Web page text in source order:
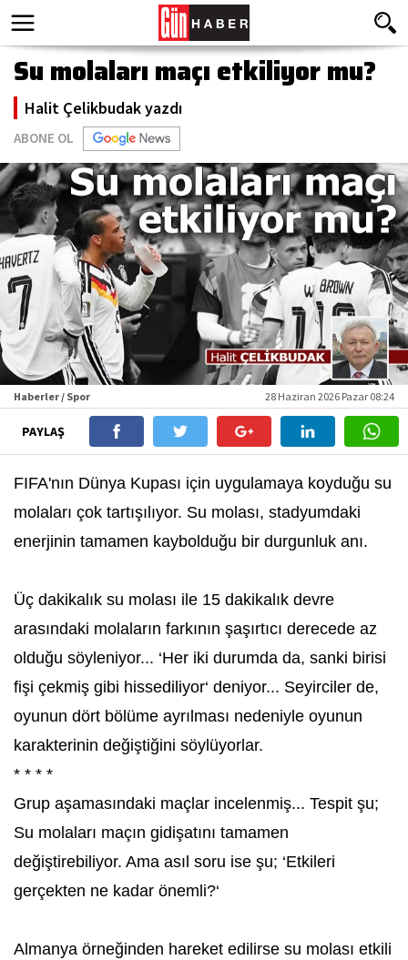
Su molaları maçı etkiliyor mu?
Halit Çelikbudak yazdı
ABONE OL
Haberler / Spor 28 Haziran 2026 Pazar 08:24
PAYLAŞ
FIFA'nın Dünya Kupası için uygulamaya koyduğu su
molaları çok tartışılıyor. Su molası, stadyumdaki
enerjinin tamamen kaybolduğu bir durgunluk anı.
Üç dakikalık su molası ile 15 dakikalık devre
arasındaki molaların farkının şaşırtıcı derecede az
olduğu söyleniyor... ‘Her iki durumda da, sanki birisi
fişi çekmiş gibi hissediliyor‘ deniyor... Seyirciler de,
oyunun dört bölüme ayrılması nedeniyle oyunun
karakterinin değiştiğini söylüyorlar.
* * * *
Grup aşamasındaki maçlar incelenmiş... Tespit şu;
Su molaları maçın gidişatını tamamen
değiştirebiliyor. Ama asıl soru ise şu; ‘Etkileri
gerçekten ne kadar önemli?‘
Almanya örneğinden hareket edilirse su molası etkili